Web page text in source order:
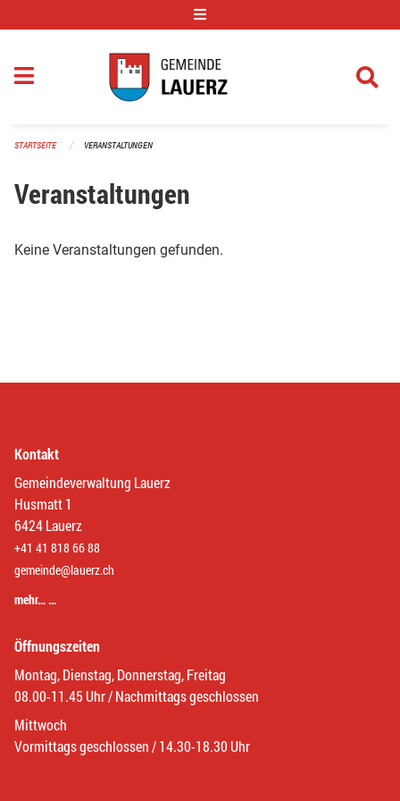
STARTSEITE VERANSTALTUNGEN
Veranstaltungen
Keine Veranstaltungen gefunden.
Kontakt
Gemeindeverwaltung Lauerz
Husmatt 1
6424 Lauerz
+41 41 818 66 88
gemeinde@lauerz.ch
mehr… …
Öffnungszeiten
Montag, Dienstag, Donnerstag, Freitag
08.00-11.45 Uhr / Nachmittags geschlossen
Mittwoch
Vormittags geschlossen / 14.30-18.30 Uhr